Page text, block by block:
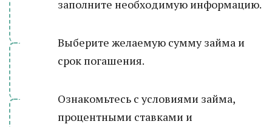
заполните необходимую информацию.
Выберите желаемую сумму займа и
срок погашения.
Ознакомьтесь с условиями займа,
процентными ставками и